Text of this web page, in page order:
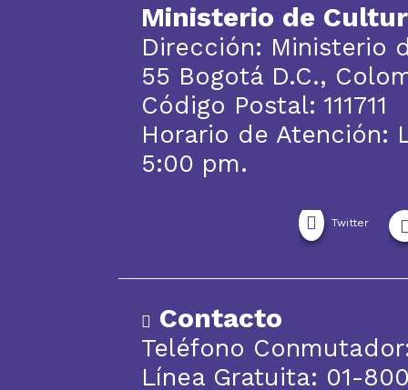
Ministerio de
Dirección: Ministerio
55 Bogotá D.C.,
Código Postal: 111711
Horario de Atención:
5:00 pm.
Twitter
Contacto
Teléfono
Línea Gratuita: 01-